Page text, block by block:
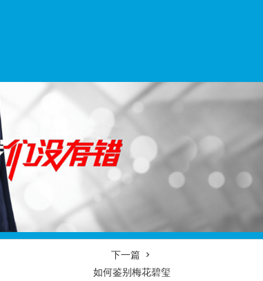
下一篇
如何鉴别梅花碧玺